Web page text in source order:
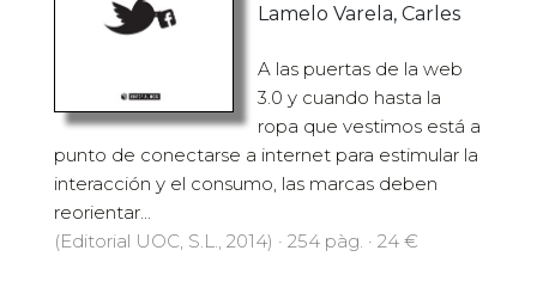
Lamelo Varela, Carles
A las puertas de la web
3.0 y cuando hasta la
ropa que vestimos está a
punto de conectarse a internet para estimular la
interacción y el consumo, las marcas deben
reorientar...
(Editorial UOC, S.L., 2014) · 254 pàg. · 24 €